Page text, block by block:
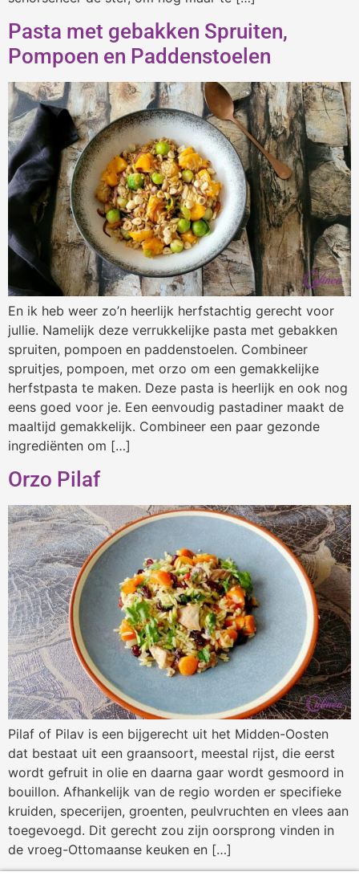
Pasta met gebakken Spruiten,
Pompoen en Paddenstoelen
En ik heb weer zo’n heerlijk herfstachtig gerecht voor
jullie. Namelijk deze verrukkelijke pasta met gebakken
spruiten, pompoen en paddenstoelen. Combineer
spruitjes, pompoen, met orzo om een gemakkelijke
herfstpasta te maken. Deze pasta is heerlijk en ook nog
eens goed voor je. Een eenvoudig pastadiner maakt de
maaltijd gemakkelijk. Combineer een paar gezonde
ingrediënten om […]
Orzo Pilaf
Pilaf of Pilav is een bijgerecht uit het Midden-Oosten
dat bestaat uit een graansoort, meestal rijst, die eerst
wordt gefruit in olie en daarna gaar wordt gesmoord in
bouillon. Afhankelijk van de regio worden er specifieke
kruiden, specerijen, groenten, peulvruchten en vlees aan
toegevoegd. Dit gerecht zou zijn oorsprong vinden in
de vroeg-Ottomaanse keuken en […]